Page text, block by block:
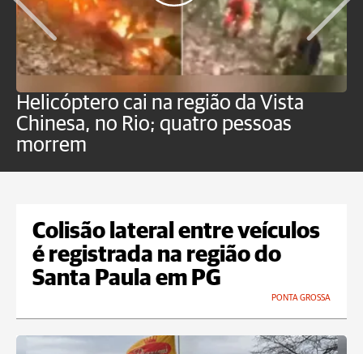
Helicóptero cai na região da Vista
Chinesa, no Rio; quatro pessoas
morrem
Colisão lateral entre veículos
é registrada na região do
Santa Paula em PG
PONTA GROSSA